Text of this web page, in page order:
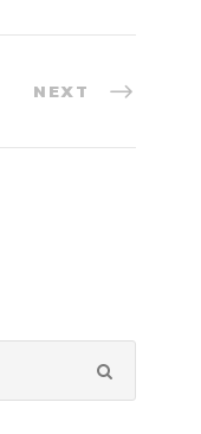
NEXT